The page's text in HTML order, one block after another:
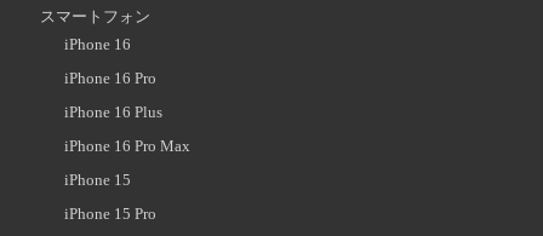
スマートフォン
iPhone 16
iPhone 16 Pro
iPhone 16 Plus
iPhone 16 Pro Max
iPhone 15
iPhone 15 Pro